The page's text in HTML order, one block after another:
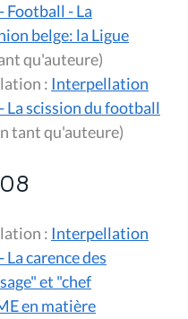
- La
belge: la Ligue
(en tant qu'auteure)
Interpellation : Interpellation
scission du football
(en tant qu'auteure)
Interpellation : Interpellation
carence des
et "chef
en matière